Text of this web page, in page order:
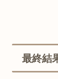
最終結